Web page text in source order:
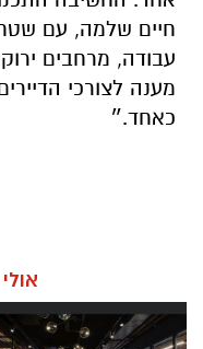
חיים שלמה, עם
עבודה, מרחבים
מענה לצורכי
כאחד.״